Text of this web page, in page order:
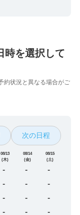
時を選択して
約状況と異なる場合がご
次の日程
08/13
(木)
08/14
(金)
08/15
(土)
- - -
- - -
- - -
- - -